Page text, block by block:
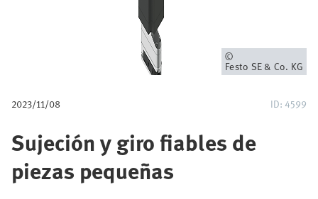
ó
n
Propietario
Festo SE & Co. KG
2023/11/08 ID: 4599
Sujeción y giro fiables de
piezas pequeñas